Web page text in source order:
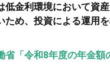
低金利環境において資
ため、投資による運用
省「令和8年度の年金額